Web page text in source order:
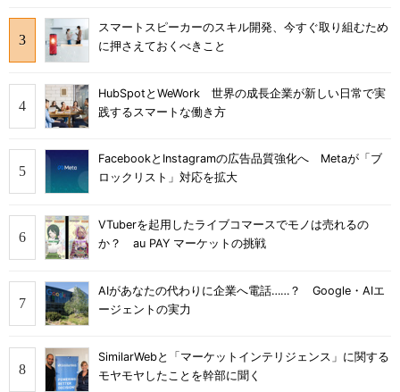
スマートスピーカーのスキル開発、今すぐ取り組むため
に押さえておくべきこと
HubSpotとWeWork 世界の成長企業が新しい日常で実
践するスマートな働き方
FacebookとInstagramの広告品質強化へ Metaが「ブ
ロックリスト」対応を拡大
VTuberを起用したライブコマースでモノは売れるの
か？ au PAY マーケットの挑戦
AIがあなたの代わりに企業へ電話……？ Google・AIエ
ージェントの実力
SimilarWebと「マーケットインテリジェンス」に関する
モヤモヤしたことを幹部に聞く